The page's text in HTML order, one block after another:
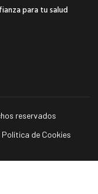
para tu salud
reservados
Política de Cookies